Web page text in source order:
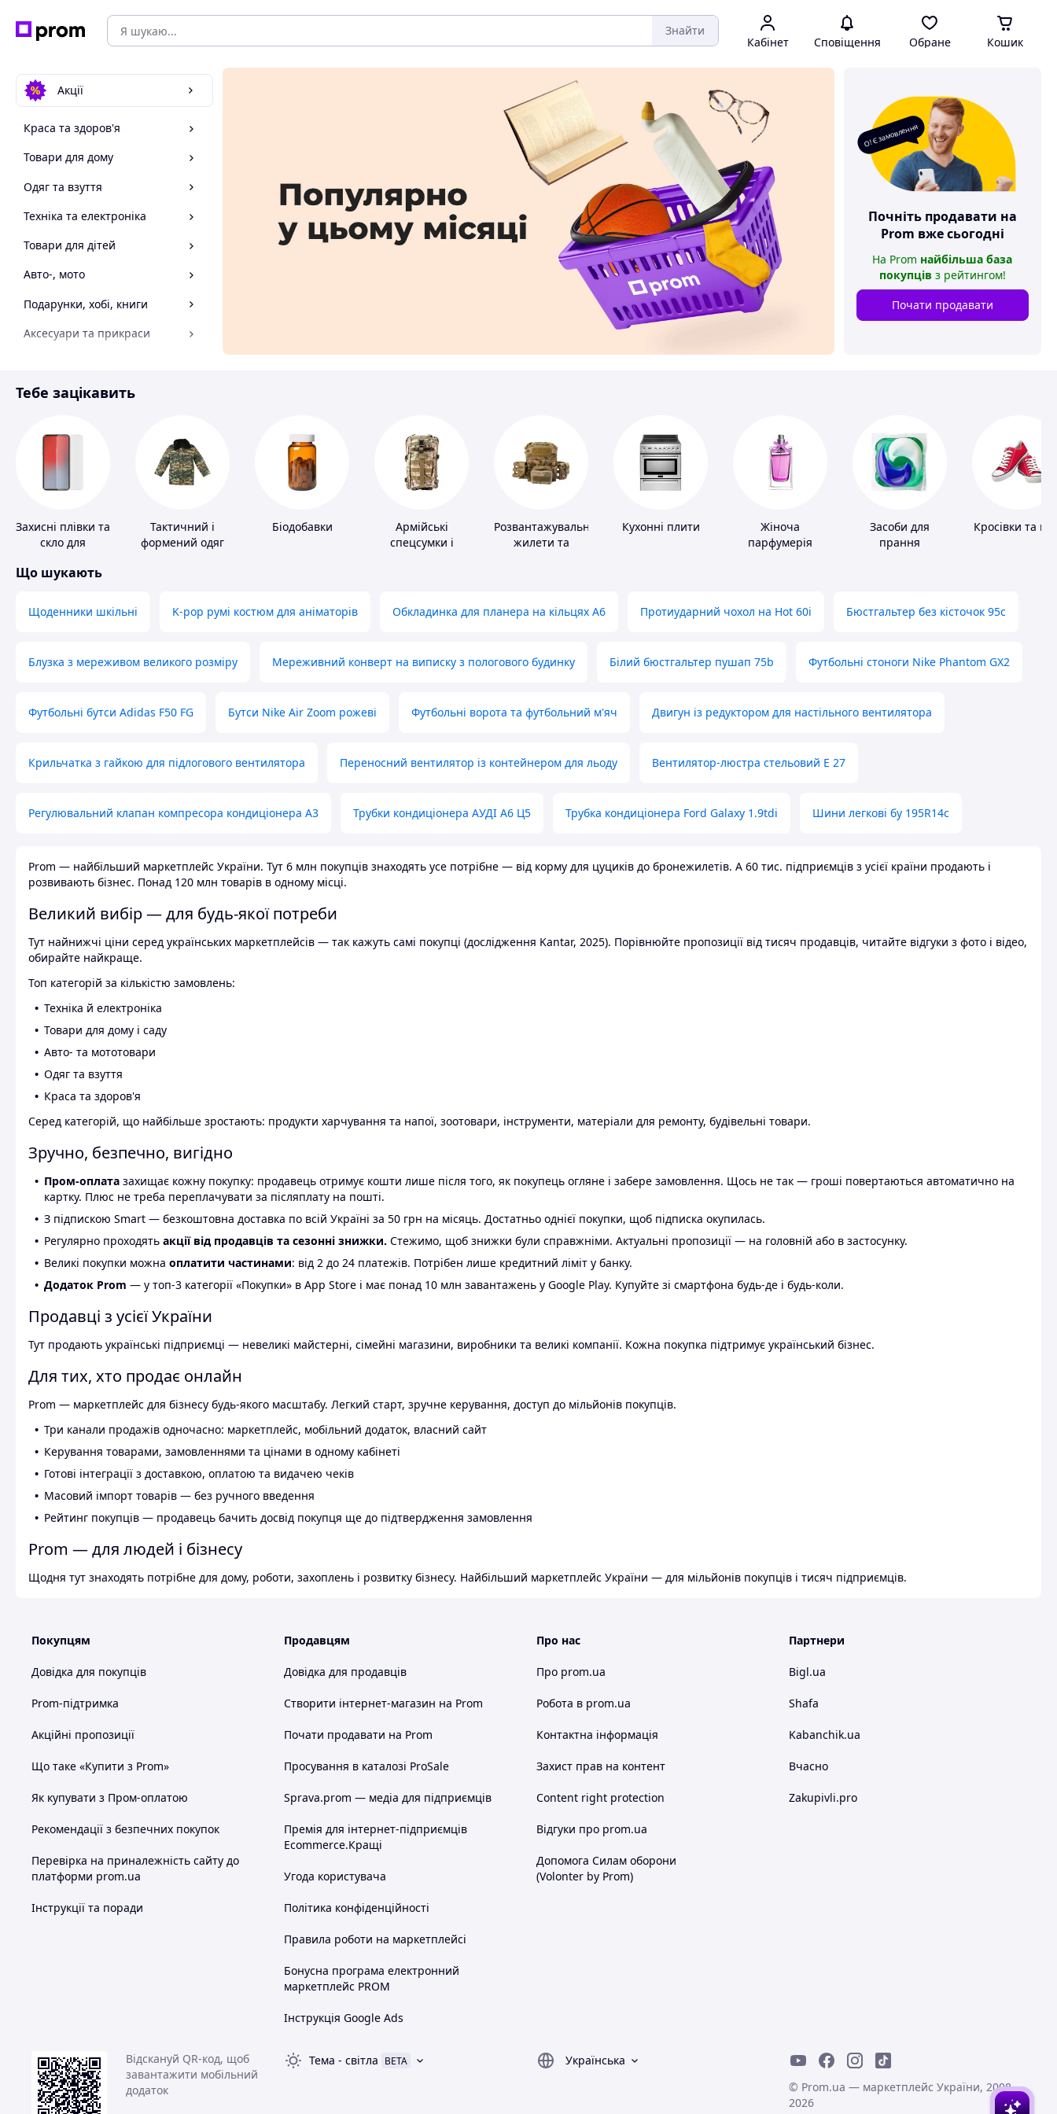
Знайти
Кабінет Сповіщення Обране Кошик
Акції
Краса та здоров'я
Товари для дому
Одяг та взуття
Техніка та електроніка
Товари для дітей
Авто-, мото
Подарунки, хобі, книги
Аксесуари та прикраси
Спорт і відпочинок
О! Є замовлення
Почніть продавати на
Prom вже сьогодні
На Prom найбільша база
покупців з рейтингом!
Почати продавати
Тебе зацікавить
Захисні плівки та
скло для
пристроїв
Тактичний і
формений одяг
Біодобавки
Армійські
спецсумки і
Розвантажувальні
жилети та
Кухонні плити
Жіноча
парфумерія
Засоби для
прання
Кросівки та
Що шукають
Щоденники шкільні K-pop румі костюм для аніматорів Обкладинка для планера на кільцях А6 Протиударний чохол на Hot 60i Бюстгальтер без кісточок 95с
Блузка з мереживом великого розміру Мереживний конверт на виписку з пологового будинку Білий бюстгальтер пушап 75b Футбольні стоноги Nike Phantom GX2
Футбольні бутси Adidas F50 FG Бутси Nike Air Zoom рожеві Футбольні ворота та футбольний м'яч Двигун із редуктором для настільного вентилятора
Крильчатка з гайкою для підлогового вентилятора Переносний вентилятор із контейнером для льоду Вентилятор-люстра стельовий E 27
Регулювальний клапан компресора кондиціонера А3 Трубки кондиціонера АУДІ А6 Ц5 Трубка кондиціонера Ford Galaxy 1.9tdi Шини легкові бу 195R14c
Prom — найбільший маркетплейс України. Тут 6 млн покупців знаходять усе потрібне — від корму для цуциків до бронежилетів. А 60 тис. підприємців з усієї країни продають і
розвивають бізнес. Понад 120 млн товарів в одному місці.
Великий вибір — для будь-якої потреби
Тут найнижчі ціни серед українських маркетплейсів — так кажуть самі покупці (дослідження Kantar, 2025). Порівнюйте пропозиції від тисяч продавців, читайте відгуки з фото і відео,
обирайте найкраще.
Топ категорій за кількістю замовлень:
Техніка й електроніка
Товари для дому і саду
Авто- та мототовари
Одяг та взуття
Краса та здоров'я
Серед категорій, що найбільше зростають: продукти харчування та напої, зоотовари, інструменти, матеріали для ремонту, будівельні товари.
Зручно, безпечно, вигідно
Пром-оплата захищає кожну покупку: продавець отримує кошти лише після того, як покупець огляне і забере замовлення. Щось не так — гроші повертаються автоматично на
картку. Плюс не треба переплачувати за післяплату на пошті.
З підпискою Smart — безкоштовна доставка по всій Україні за 50 грн на місяць. Достатньо однієї покупки, щоб підписка окупилась.
Регулярно проходять акції від продавців та сезонні знижки. Стежимо, щоб знижки були справжніми. Актуальні пропозиції — на головній або в застосунку.
Великі покупки можна оплатити частинами: від 2 до 24 платежів. Потрібен лише кредитний ліміт у банку.
Додаток Prom — у топ-3 категорії «Покупки» в App Store і має понад 10 млн завантажень у Google Play. Купуйте зі смартфона будь-де і будь-коли.
Продавці з усієї України
Тут продають українські підприємці — невеликі майстерні, сімейні магазини, виробники та великі компанії. Кожна покупка підтримує український бізнес.
Для тих, хто продає онлайн
Prom — маркетплейс для бізнесу будь-якого масштабу. Легкий старт, зручне керування, доступ до мільйонів покупців.
Три канали продажів одночасно: маркетплейс, мобільний додаток, власний сайт
Керування товарами, замовленнями та цінами в одному кабінеті
Готові інтеграції з доставкою, оплатою та видачею чеків
Масовий імпорт товарів — без ручного введення
Рейтинг покупців — продавець бачить досвід покупця ще до підтвердження замовлення
Prom — для людей і бізнесу
Щодня тут знаходять потрібне для дому, роботи, захоплень і розвитку бізнесу. Найбільший маркетплейс України — для мільйонів покупців і тисяч підприємців.
Покупцям
Довідка для покупців
Prom-підтримка
Акційні пропозиції
Що таке «Купити з Prom»
Як купувати з Пром-оплатою
Рекомендації з безпечних покупок
Перевірка на приналежність сайту до
платформи prom.ua
Інструкції та поради
Продавцям
Довідка для продавців
Створити інтернет-магазин на Prom
Почати продавати на Prom
Просування в каталозі ProSale
Sprava.prom — медіа для підприємців
Премія для інтернет-підприємців
Ecommerce.Кращі
Угода користувача
Політика конфіденційності
Правила роботи на маркетплейсі
Бонусна програма електронний
маркетплейс PROM
Інструкція Google Ads
Про нас
Про prom.ua
Робота в prom.ua
Контактна інформація
Захист прав на контент
Content right protection
Відгуки про prom.ua
Допомога Силам оборони
(Volonter by Prom)
Партнери
Bigl.ua
Shafa
Kabanchik.ua
Вчасно
Zakupivli.pro
Відскануй QR-код, щоб
завантажити мобільний
додаток
Тема - світла BETA
Українська
© Prom.ua — маркетплейс України, 2008-
2026